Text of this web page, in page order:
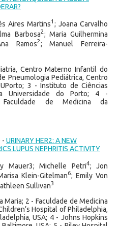
Aires Martins1; Joana Carvalho
Barbosa2; Maria Guilhermina
Ramos2; Manuel Ferreira-
Centro Materno Infantil do
Pneumologia Pediátrica, Centro
3 - Instituto de Ciências
Universidade do Porto; 4 -
Faculdade de Medicina da
- URINARY HER2: A NEW
LUPUS NEPHRITIS ACTIVITY
Mauer3; Michelle Petri4; Jon
Klein-Gitelman6; Emily Von
Sullivan3
Maria; 2 - Faculdade de Medicina
Hospital of Philadelphia,
USA; 4 - Johns Hopkins